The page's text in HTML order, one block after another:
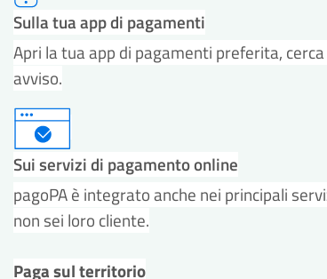
Sulla tua app di pagamenti
Apri la tua app di pagamenti preferita,
avviso.
Sui servizi di pagamento online
pagoPA è integrato anche nei principali
non sei loro cliente.
Paga sul territorio